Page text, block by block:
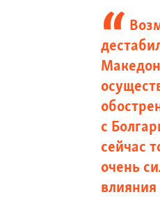
с
сейчас
очень